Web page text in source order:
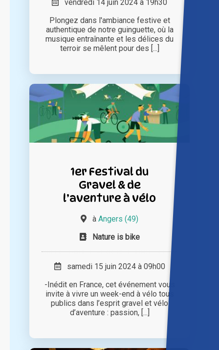
vendredi 14 juin 2024 à 19h30
Plongez dans l'ambiance festive et
authentique de notre guinguette, où la
musique entraînante et les délices du
terroir se mêlent pour des [...]
1er Festival du
Gravel & de
l’aventure à vélo
à Angers (49)
Nature is bike
samedi 15 juin 2024 à 09h00
-Inédit en France, cet événement vous
invite à vivre un week-end à vélo tous
publics dans l’esprit gravel et vélo
d’aventure : passion, [...]